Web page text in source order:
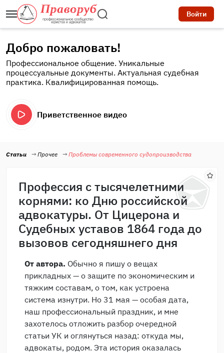
Войти
Добро пожаловать!
Профессиональное общение. Уникальные
процессуальные документы. Актуальная судебная
практика. Квалифицированная помощь.
Приветственное видео
Статьи Прочее Проблемы современного судопроизводства
Профессия с тысячелетними
корнями: ко Дню российской
адвокатуры. От Цицерона и
Судебных уставов 1864 года до
вызовов сегодняшнего дня
От автора. Обычно я пишу о вещах
прикладных — о защите по экономическим и
тяжким составам, о том, как устроена
система изнутри. Но 31 мая — особая дата,
наш профессиональный праздник, и мне
захотелось отложить разбор очередной
статьи УК и оглянуться назад: откуда мы,
адвокаты, родом. Эта история оказалась